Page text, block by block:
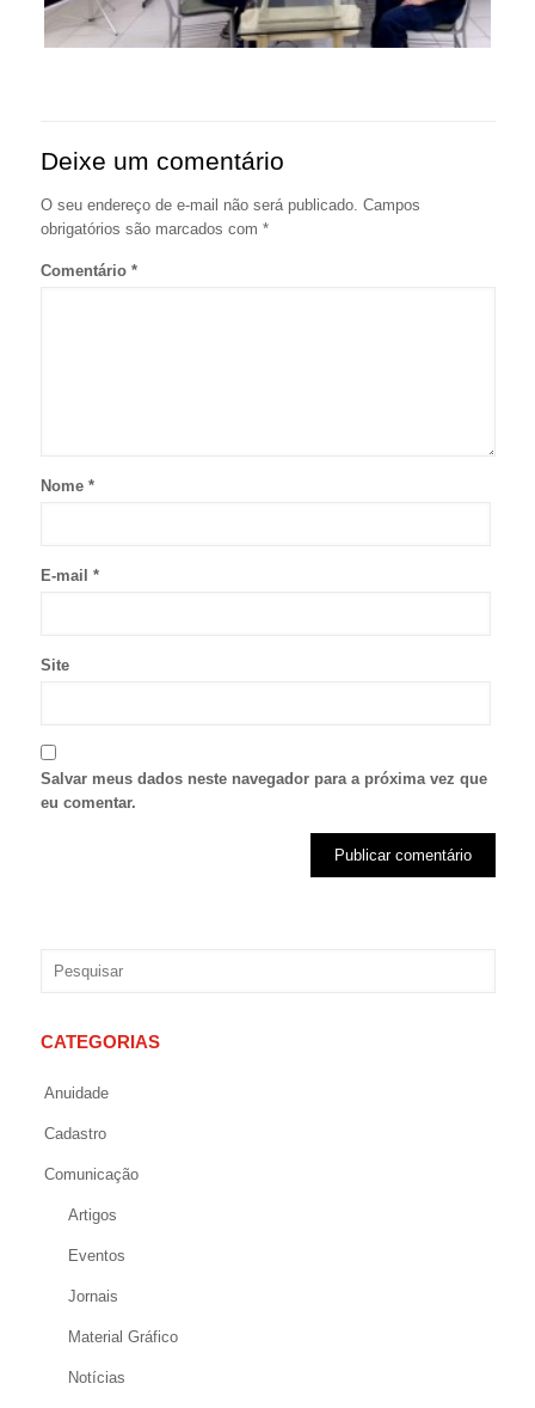
Deixe um comentário
O seu endereço de e-mail não será publicado. Campos
obrigatórios são marcados com *
Comentário *
Nome *
E-mail *
Site
Salvar meus dados neste navegador para a próxima vez que
eu comentar.
CATEGORIAS
Anuidade
Cadastro
Comunicação
Artigos
Eventos
Jornais
Material Gráfico
Notícias